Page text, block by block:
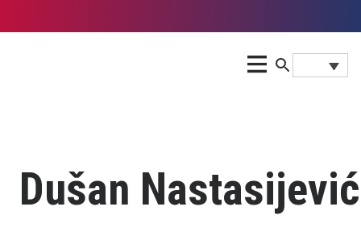
Dušan Nastasijević